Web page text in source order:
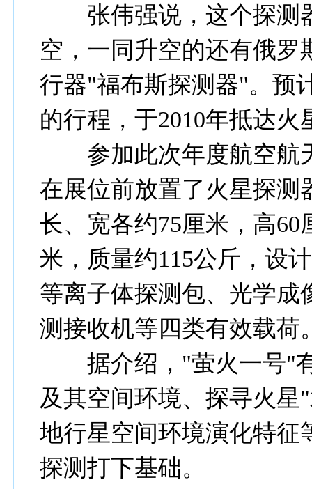
张伟强说，这个探测
空，一同升空的还有俄
行器"福布斯探测器"。预
的行程，于2010年抵达火
参加此次年度航空航
在展位前放置了火星探测
长、宽各约75厘米，高
米，质量约115公斤，设
等离子体探测包、光学成
测接收机等四类有效载荷
据介绍，"萤火一号"有
及其空间环境、探寻火
地行星空间环境演化特征
探测打下基础。